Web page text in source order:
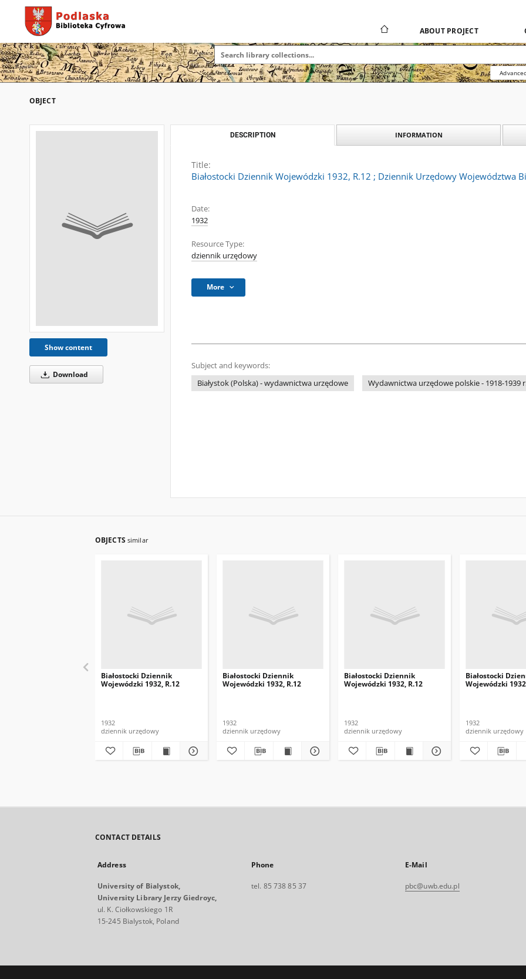
ABOUT PROJECT
OBJECT
Show content
Download
DESCRIPTION INFORMATION
Title:
Białostocki Dziennik Wojewódzki 1932, R.12 ; Dziennik Urzędowy Województwa
Date:
1932
Resource Type:
dziennik urzędowy
More
Subject and keywords:
Białystok (Polska) - wydawnictwa urzędowe
Wydawnictwa urzędowe polskie - 1918-1939
OBJECTS similar
Białostocki Dziennik
Wojewódzki 1932, R.12
1932
dziennik urzędowy
Białostocki Dziennik
Wojewódzki 1932, R.12
1932
dziennik urzędowy
Białostocki Dziennik
Wojewódzki 1932, R.12
1932
dziennik urzędowy
Białostocki
Wojewódzki
1932
dziennik urzędowy
CONTACT DETAILS
Address
University of Bialystok,
University Library Jerzy Giedroyc,
ul. K. Ciołkowskiego 1R
15-245 Bialystok, Poland
Phone
tel. 85 738 85 37
E-Mail
pbc@uwb.edu.pl